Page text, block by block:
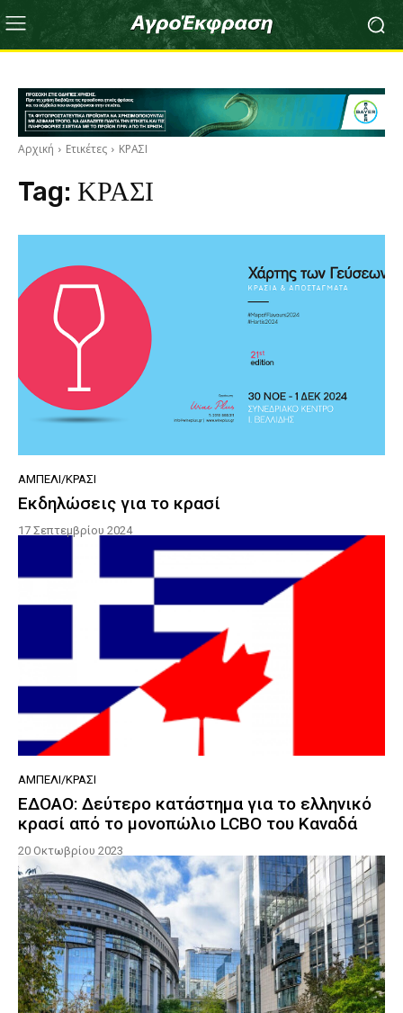
Αρχική Ετικέτες ΚΡΑΣΙ
Tag: ΚΡΑΣΙ
ΑΜΠΈΛΙ/ΚΡΑΣΊ
Εκδηλώσεις για το κρασί
17 Σεπτεμβρίου 2024
ΑΜΠΈΛΙ/ΚΡΑΣΊ
ΕΔΟΑΟ: Δεύτερο κατάστημα για το ελληνικό
κρασί από το μονοπώλιο LCBO του Καναδά
20 Οκτωβρίου 2023